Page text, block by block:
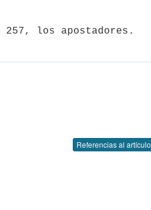
Referencias al artículo